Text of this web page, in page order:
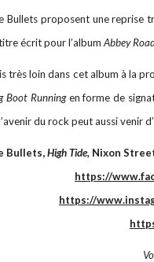
Bullets proposent une reprise
écrit pour l’album Abbey
très loin dans cet album à la
Boot Runningen forme de
du rock peut aussi venir
Bullets,High Tide, Nixon
https://
https://